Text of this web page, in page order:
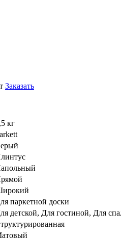
Заказать
кг
паркетной доски
детской, Для гостиной, Для